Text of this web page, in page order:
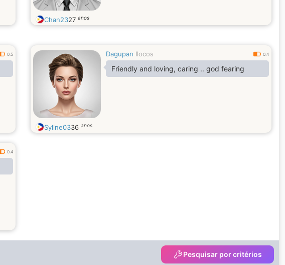
Chan2327 anos
0.5 Dagupan Ilocos 0.4
Friendly and loving, caring .. god fearing
Syline0336 anos
0.4
Pesquisar por critérios